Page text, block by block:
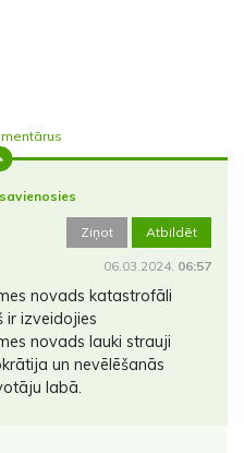
Ziņot Atbildēt
06.03.2024. 06:57
novads katastrofāli
ir izveidojies
novads lauki strauji
un nevēlēšanās
labā.